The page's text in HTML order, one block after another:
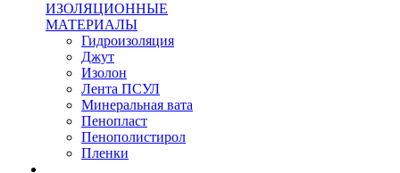
ИЗОЛЯЦИОННЫЕ
МАТЕРИАЛЫ
Гидроизоляция
Джут
Изолон
Лента ПСУЛ
Минеральная вата
Пенопласт
Пенополистирол
Пленки